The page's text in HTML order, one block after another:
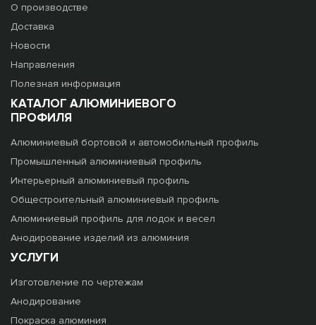
О производстве
Доставка
Новости
Направления
Полезная информация
КАТАЛОГ АЛЮМИНИЕВОГО
ПРОФИЛЯ
Алюминиевый бортовой и автомобильный профиль
Промышленный алюминиевый профиль
Интерьерный алюминиевый профиль
Общестроительный алюминиевый профиль
Алюминиевый профиль для лодок и весел
Анодирование изделий из алюминия
УСЛУГИ
Изготовление по чертежам
Анодирование
Покраска алюминия